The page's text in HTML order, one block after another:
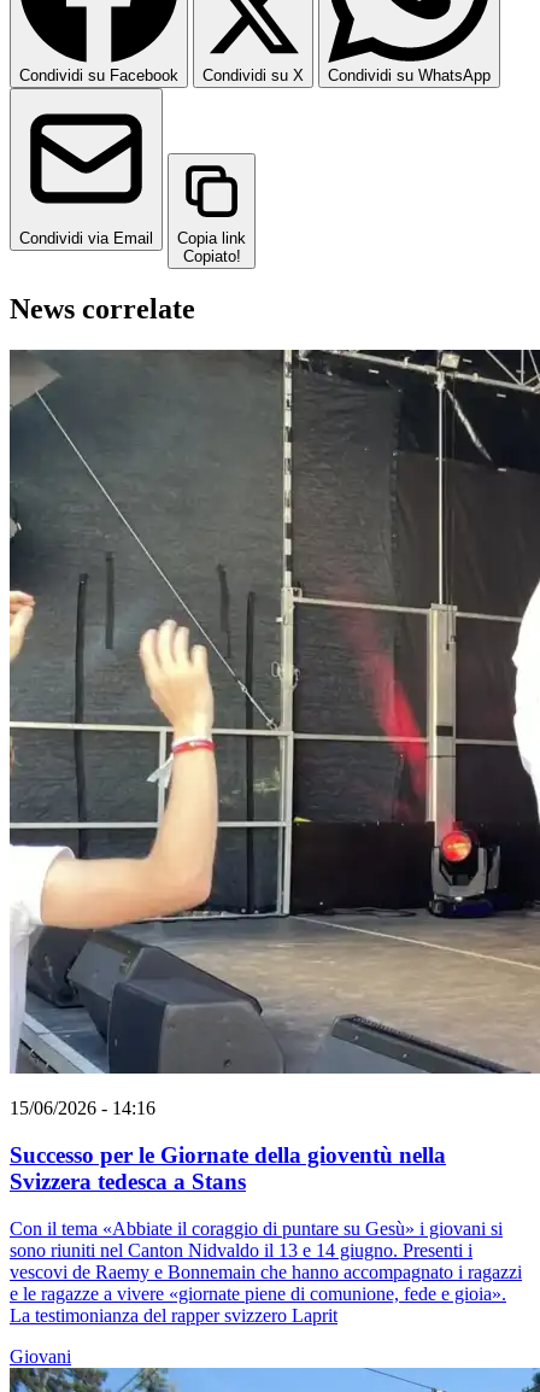
Condividi su Facebook Condividi su X Condividi su WhatsApp
Condividi via Email
Copia link
Copiato!
News correlate
15/06/2026 - 14:16
Successo per le Giornate della gioventù nella
Svizzera tedesca a Stans
Con il tema «Abbiate il coraggio di puntare su Gesù» i giovani si
sono riuniti nel Canton Nidvaldo il 13 e 14 giugno. Presenti i
vescovi de Raemy e Bonnemain che hanno accompagnato i ragazzi
e le ragazze a vivere «giornate piene di comunione, fede e gioia».
La testimonianza del rapper svizzero Laprit
Giovani